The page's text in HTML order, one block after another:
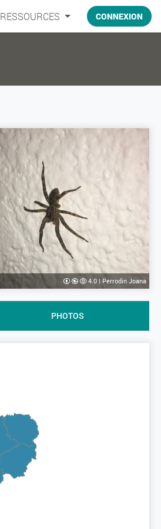
RESSOURCES CONNEXION
4.0 | Perrodin Joana
PHOTOS